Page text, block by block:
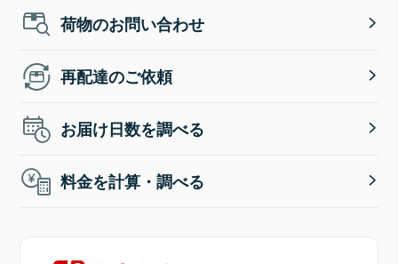
荷物のお問い合わせ
再配達のご依頼
お届け日数を調べる
料金を計算・調べる